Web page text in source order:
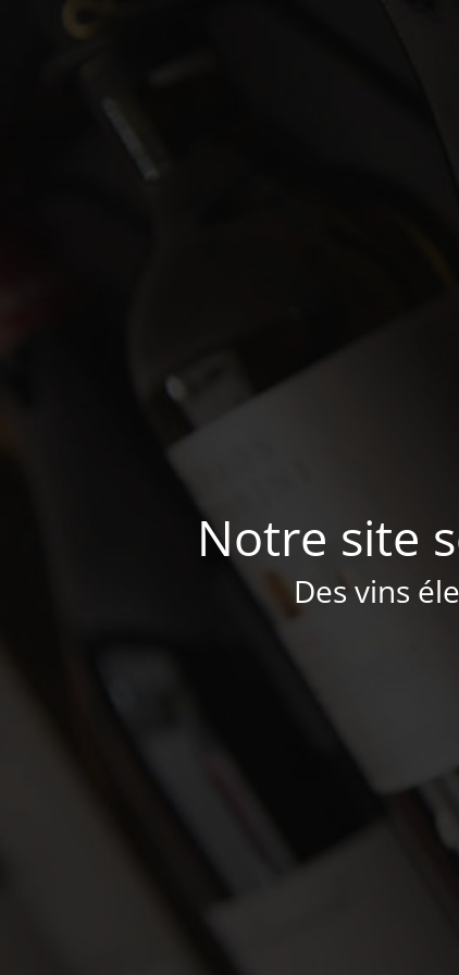
Notre site
Des vins